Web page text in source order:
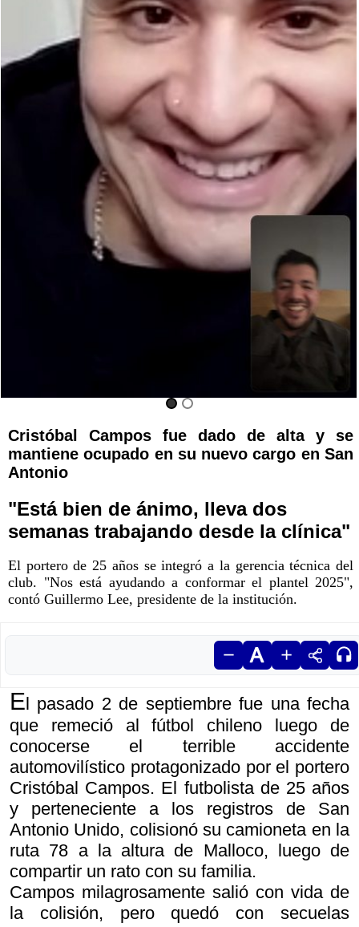
Cristóbal Campos fue dado de alta y se
mantiene ocupado en su nuevo cargo en San
Antonio
"Está bien de ánimo, lleva dos
semanas trabajando desde la clínica"
El portero de 25 años se integró a la gerencia técnica del
club. "Nos está ayudando a conformar el plantel 2025",
contó Guillermo Lee, presidente de la institución.
El pasado 2 de septiembre fue una fecha
que remeció al fútbol chileno luego de
conocerse el terrible accidente
automovilístico protagonizado por el portero
Cristóbal Campos. El futbolista de 25 años
y perteneciente a los registros de San
Antonio Unido, colisionó su camioneta en la
ruta 78 a la altura de Malloco, luego de
compartir un rato con su familia.
Campos milagrosamente salió con vida de
la colisión, pero quedó con secuelas